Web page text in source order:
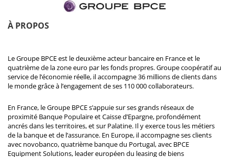
À PROPOS
Le Groupe BPCE est le deuxième acteur bancaire en France et le
quatrième de la zone euro par les fonds propres. Groupe coopératif au
service de l’économie réelle, il accompagne 36 millions de clients dans
le monde grâce à l’engagement de ses 110 000 collaborateurs.
En France, le Groupe BPCE s’appuie sur ses grands réseaux de
proximité Banque Populaire et Caisse d’Epargne, profondément
ancrés dans les territoires, et sur Palatine. Il y exerce tous les métiers
de la banque et de l’assurance. En Europe, il accompagne ses clients
avec novobanco, quatrième banque du Portugal, avec BPCE
Equipment Solutions, leader européen du leasing de biens